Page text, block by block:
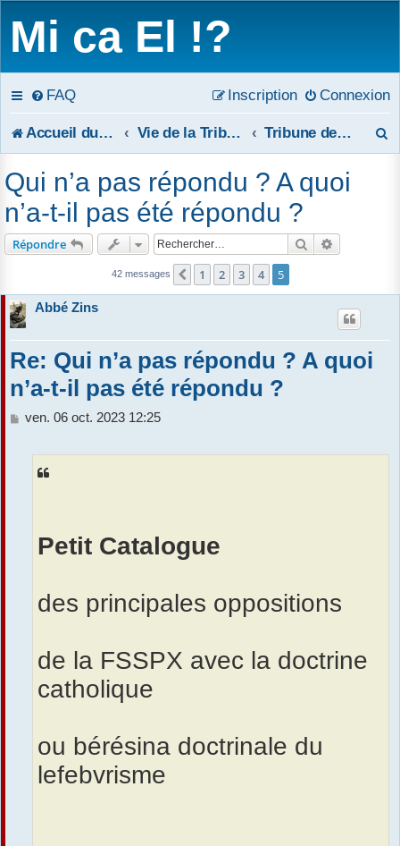
Mi ca El !?
FAQ Connexion
Inscription
Accueil du forum Vie de la Tribune Tribune de réponses publiques
r
Qui n’a pas répondu ? A quoi
n’a-t-il pas été répondu ?
Répondre Rechercher
42 messages Précédent
1 2 3 4 5
Abbé Zins
Re: Qui n’a pas répondu ? A quoi
n’a-t-il pas été répondu ?
M
ven. 06 oct. 2023 12:25
Petit Catalogue
des principales oppositions
de la FSSPX avec la doctrine
catholique
ou bérésina doctrinale du
lefebvrisme